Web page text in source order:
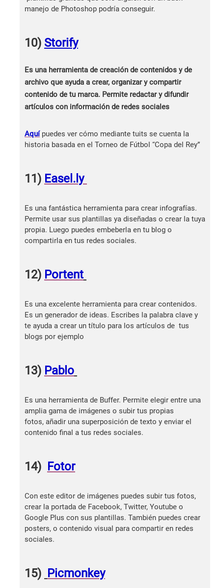
manejo de Photoshop podría conseguir.
10) Storify
Es una herramienta de creación de contenidos y de
archivo que ayuda a crear, organizar y compartir
contenido de tu marca. Permite redactar y difundir
artículos con información de redes sociales
Aquípuedes ver cómo mediante tuits se cuenta la
historia basada en el Torneo de Fútbol “Copa del Rey”
11) Easel.ly
Es una fantástica herramienta para crear infografías.
Permite usar sus plantillas ya diseñadas o crear la tuya
propia. Luego puedes embeberla en tu blog o
compartirla en tus redes sociales.
12) Portent
Es una excelente herramienta para crear contenidos.
Es un generador de ideas. Escribes la palabra clave y
te ayuda a crear un título para los artículos de tus
blogs por ejemplo
13) Pablo
Es una herramienta de Buffer. Permite elegir entre una
amplia gama de imágenes o subir tus propias
fotos, añadir una superposición de texto y enviar el
contenido final a tus redes sociales.
14) Fotor
Con este editor de imágenes puedes subir tus fotos,
crear la portada de Facebook, Twitter, Youtube o
Google Plus con sus plantillas. También puedes crear
posters, o contenido visual para compartir en redes
sociales.
15) Picmonkey